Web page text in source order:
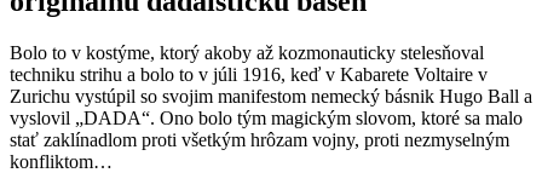
Bolo to v kostýme, ktorý akoby až kozmonauticky stelesňoval
techniku strihu a bolo to v júli 1916, keď v Kabarete Voltaire v
Zurichu vystúpil so svojim manifestom nemecký básnik Hugo Ball a
vyslovil „DADA“. Ono bolo tým magickým slovom, ktoré sa malo
stať zaklínadlom proti všetkým hrôzam vojny, proti nezmyselným
konfliktom…